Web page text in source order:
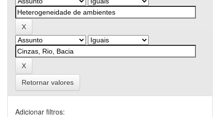
Retornar valores
Adicionar filtros: